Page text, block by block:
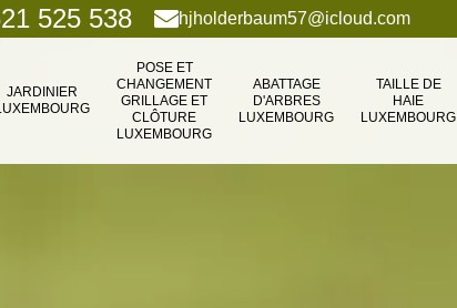
525 538 hjholderbaum57@icloud.com
JARDINIER
POSE ET
CHANGEMENT
GRILLAGE ET
CLÔTURE
LUXEMBOURG
ABATTAGE
D'ARBRES
LUXEMBOURG
TAILLE DE
HAIE
LUXEMBOURG